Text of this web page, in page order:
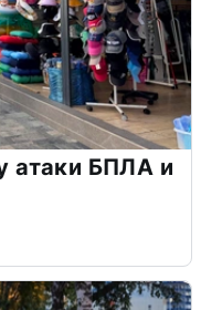
атаки БПЛА и